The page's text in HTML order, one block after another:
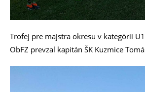
Trofej pre majstra okresu v kategórii
ObFZ prevzal kapitán ŠK Kuzmice